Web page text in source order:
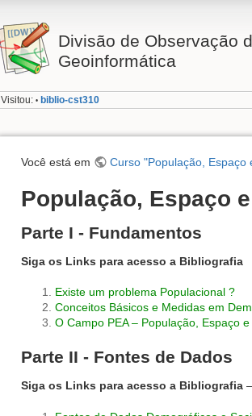
Divisão de Observação
Geoinformática
Visitou: • biblio-cst310
Você está em Curso "População, Espaço
População, Espaço
Parte I - Fundamentos
Siga os Links para acesso a Bibliografia
Existe um problema Populacional ?
Conceitos Básicos e Medidas em
O Campo PEA – População, Espaço
Parte II - Fontes de Dados
Siga os Links para acesso a Bibliografia